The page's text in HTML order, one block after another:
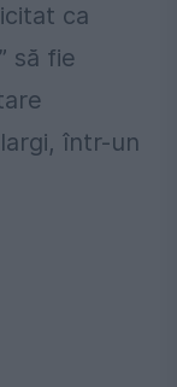
ca
să fie
într-un